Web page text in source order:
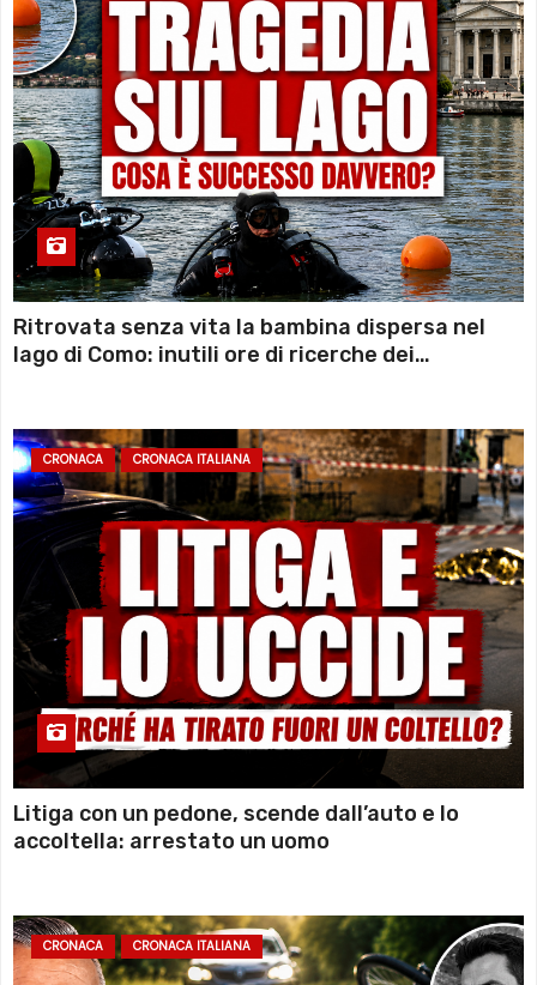
Ritrovata senza vita la bambina dispersa nel
lago di Como: inutili ore di ricerche dei
CRONACA CRONACA ITALIANA
Litiga con un pedone, scende dall’auto e lo
accoltella: arrestato un uomo
CRONACA CRONACA ITALIANA